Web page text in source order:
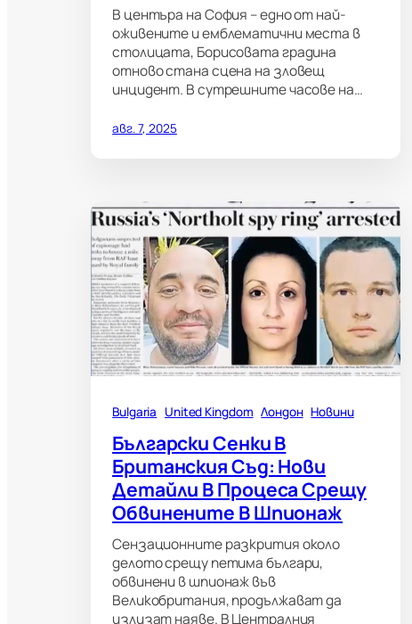
В центъра на София – едно от най-
оживените и емблематични места в
столицата, Борисовата градина
отново стана сцена на зловещ
инцидент. В сутрешните часове на…
авг. 7, 2025
Bulgaria United Kingdom Лондон Новини
Български Сенки В
Британския Съд: Нови
Детайли В Процеса Срещу
Обвинените В Шпионаж
Сензационните разкрития около
делото срещу петима българи,
обвинени в шпионаж във
Великобритания, продължават да
излизат наяве. В Централния